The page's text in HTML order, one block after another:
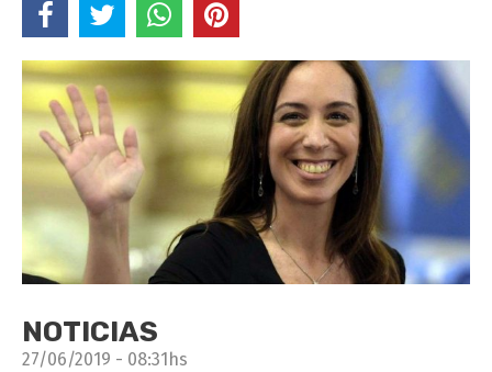
NOTICIAS
27/06/2019 - 08:31hs